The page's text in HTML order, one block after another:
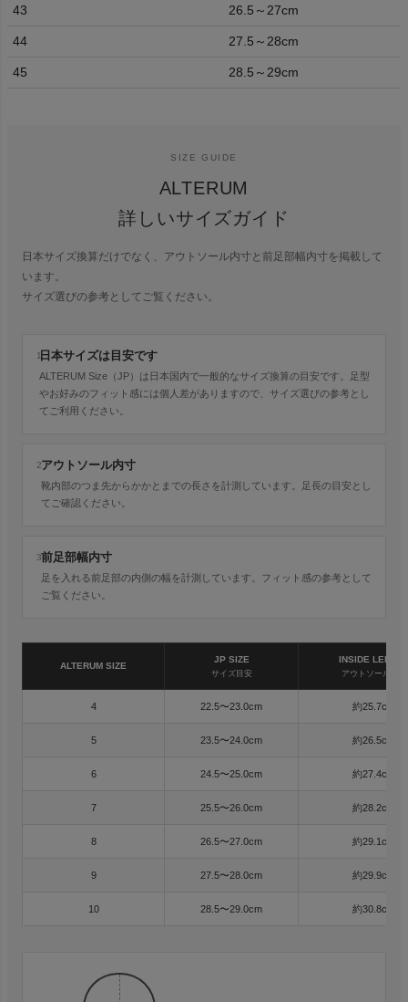
43 26.5～27cm
44 27.5～28cm
45 28.5～29cm
SIZE GUIDE
ALTERUM
詳しいサイズガイド
日本サイズ換算だけでなく、アウトソール内寸と前足部幅内寸を掲載して
います。
サイズ選びの参考としてご覧ください。
1日本サイズは目安です
ALTERUM Size（JP）は日本国内で一般的なサイズ換算の目安です。足型
やお好みのフィット感には個人差がありますので、サイズ選びの参考とし
てご利用ください。
2アウトソール内寸
靴内部のつま先からかかとまでの長さを計測しています。足長の目安とし
てご確認ください。
3前足部幅内寸
足を入れる前足部の内側の幅を計測しています。フィット感の参考として
ご覧ください。
ALTERUM SIZE
JP SIZE
サイズ目安
INSIDE
アウトソール内寸
4 22.5〜23.0cm 約25.7cm
5 23.5〜24.0cm 約26.5cm
6 24.5〜25.0cm 約27.4cm
7 25.5〜26.0cm 約28.2cm
8 26.5〜27.0cm 約29.1cm
9 27.5〜28.0cm 約29.9cm
10 28.5〜29.0cm 約30.8cm